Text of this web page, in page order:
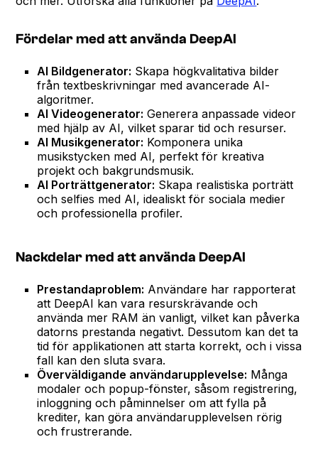
Fördelar med att använda DeepAI
AI Bildgenerator: Skapa högkvalitativa bilder
från textbeskrivningar med avancerade AI-
algoritmer.
AI Videogenerator: Generera anpassade videor
med hjälp av AI, vilket sparar tid och resurser.
AI Musikgenerator: Komponera unika
musikstycken med AI, perfekt för kreativa
projekt och bakgrundsmusik.
AI Porträttgenerator: Skapa realistiska porträtt
och selfies med AI, idealiskt för sociala medier
och professionella profiler.
Nackdelar med att använda DeepAI
Prestandaproblem: Användare har rapporterat
att DeepAI kan vara resurskrävande och
använda mer RAM än vanligt, vilket kan påverka
datorns prestanda negativt. Dessutom kan det ta
tid för applikationen att starta korrekt, och i vissa
fall kan den sluta svara.
Överväldigande användarupplevelse: Många
modaler och popup-fönster, såsom registrering,
inloggning och påminnelser om att fylla på
krediter, kan göra användarupplevelsen rörig
och frustrerande.